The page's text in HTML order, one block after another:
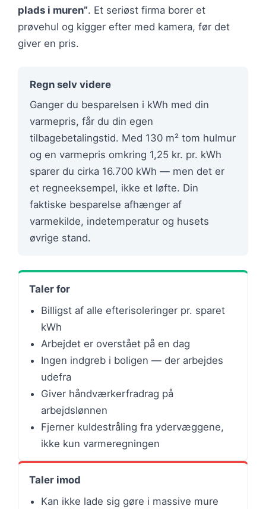
plads i muren”. Et seriøst firma borer et
prøvehul og kigger efter med kamera, før det
giver en pris.
Regn selv videre
Ganger du besparelsen i kWh med din
varmepris, får du din egen
tilbagebetalingstid. Med 130 m² tom hulmur
og en varmepris omkring 1,25 kr. pr. kWh
sparer du cirka 16.700 kWh — men det er
et regneeksempel, ikke et løfte. Din
faktiske besparelse afhænger af
varmekilde, indetemperatur og husets
øvrige stand.
Taler for
Billigst af alle efterisoleringer pr. sparet
kWh
Arbejdet er overstået på en dag
Ingen indgreb i boligen — der arbejdes
udefra
Giver håndværkerfradrag på
arbejdslønnen
Fjerner kuldestråling fra ydervæggene,
ikke kun varmeregningen
Taler imod
Kan ikke lade sig gøre i massive mure